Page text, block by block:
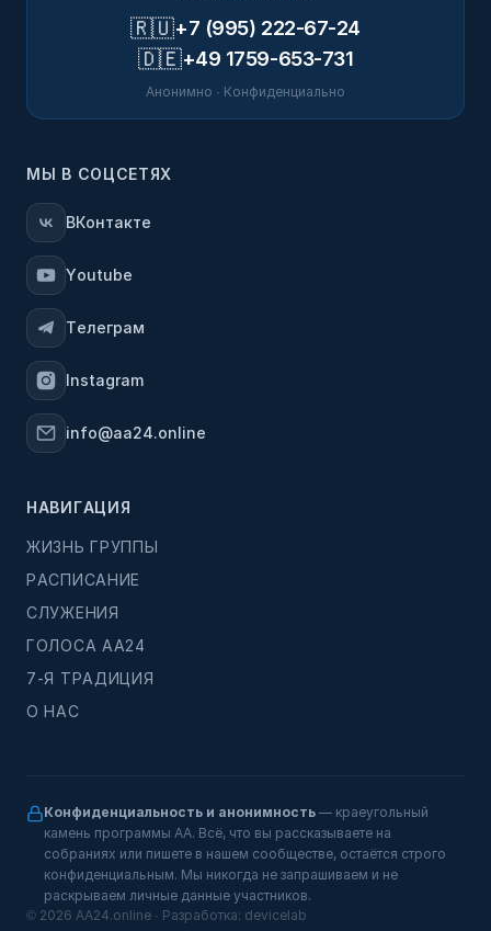
🇷🇺+7 (995) 222-67-24
🇩🇪+49 1759-653-731
Анонимно · Конфиденциально
МЫ В СОЦСЕТЯХ
ВКонтакте
Youtube
Телеграм
Instagram
info@aa24.online
НАВИГАЦИЯ
ЖИЗНЬ ГРУППЫ
РАСПИСАНИЕ
СЛУЖЕНИЯ
ГОЛОСА АА24
7-Я ТРАДИЦИЯ
О НАС
Конфиденциальность и анонимность — краеугольный
камень программы АА. Всё, что вы рассказываете на
собраниях или пишете в нашем сообществе, остаётся строго
конфиденциальным. Мы никогда не запрашиваем и не
раскрываем личные данные участников.
© 2026 AA24.online · Разработка: devicelab